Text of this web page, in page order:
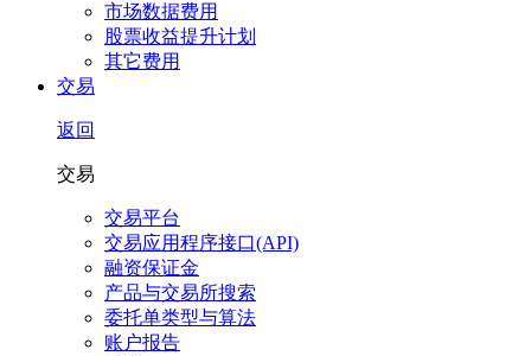
市场数据费用
股票收益提升计划
其它费用
交易
返回
交易
交易平台
交易应用程序接口(API)
融资保证金
产品与交易所搜索
委托单类型与算法
账户报告